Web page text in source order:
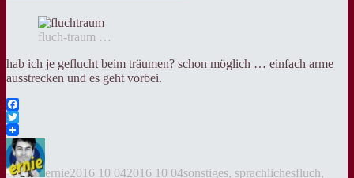
fluch-traum …
hab ich je geflucht beim träumen? schon möglich … einfach arme
ausstrecken und es geht vorbei.
Facebook
Twitter
ernie2016 10 042016 10 04sonstiges, sprachlichesfluch,